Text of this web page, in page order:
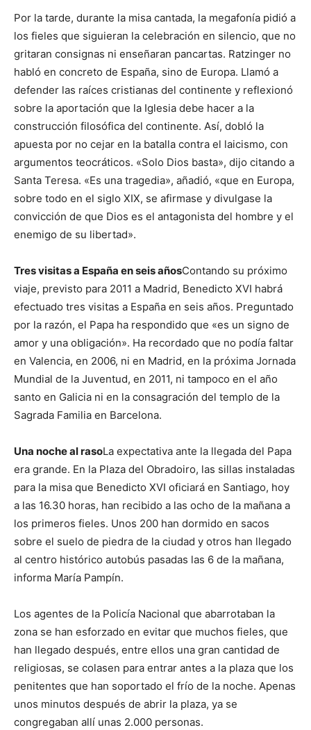
Por la tarde, durante la misa cantada, la megafonía pidió a
los fieles que siguieran la celebración en silencio, que no
gritaran consignas ni enseñaran pancartas. Ratzinger no
habló en concreto de España, sino de Europa. Llamó a
defender las raíces cristianas del continente y reflexionó
sobre la aportación que la Iglesia debe hacer a la
construcción filosófica del continente. Así, dobló la
apuesta por no cejar en la batalla contra el laicismo, con
argumentos teocráticos. «Solo Dios basta», dijo citando a
Santa Teresa. «Es una tragedia», añadió, «que en Europa,
sobre todo en el siglo XIX, se afirmase y divulgase la
convicción de que Dios es el antagonista del hombre y el
enemigo de su libertad».
Tres visitas a España en seis añosContando su próximo
viaje, previsto para 2011 a Madrid, Benedicto XVI habrá
efectuado tres visitas a España en seis años. Preguntado
por la razón, el Papa ha respondido que «es un signo de
amor y una obligación». Ha recordado que no podía faltar
en Valencia, en 2006, ni en Madrid, en la próxima Jornada
Mundial de la Juventud, en 2011, ni tampoco en el año
santo en Galicia ni en la consagración del templo de la
Sagrada Familia en Barcelona.
Una noche al rasoLa expectativa ante la llegada del Papa
era grande. En la Plaza del Obradoiro, las sillas instaladas
para la misa que Benedicto XVI oficiará en Santiago, hoy
a las 16.30 horas, han recibido a las ocho de la mañana a
los primeros fieles. Unos 200 han dormido en sacos
sobre el suelo de piedra de la ciudad y otros han llegado
al centro histórico autobús pasadas las 6 de la mañana,
informa María Pampín.
Los agentes de la Policía Nacional que abarrotaban la
zona se han esforzado en evitar que muchos fieles, que
han llegado después, entre ellos una gran cantidad de
religiosas, se colasen para entrar antes a la plaza que los
penitentes que han soportado el frío de la noche. Apenas
unos minutos después de abrir la plaza, ya se
congregaban allí unas 2.000 personas.